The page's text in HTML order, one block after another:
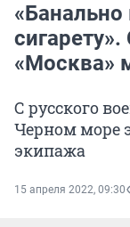
«Москва»
С русского
Черном море
экипажа
15 апреля 2022, 09:30